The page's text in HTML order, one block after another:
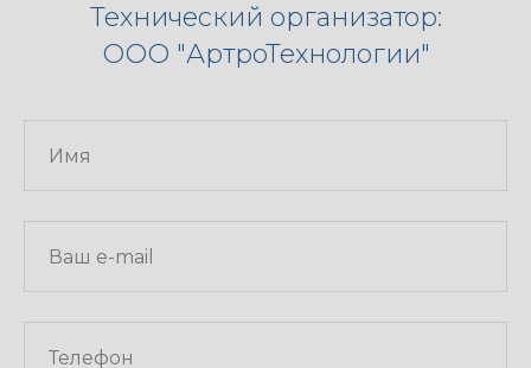
Технический организатор:
ООО "АртроТехнологии"